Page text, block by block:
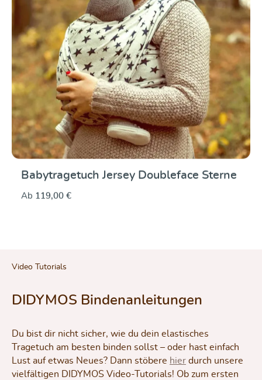
Babytragetuch Jersey Doubleface Sterne
Ab 119,00 €
Video Tutorials
DIDYMOS Bindenanleitungen
Du bist dir nicht sicher, wie du dein elastisches
Tragetuch am besten binden sollst – oder hast einfach
Lust auf etwas Neues? Dann stöbere hier durch unsere
vielfältigen DIDYMOS Video-Tutorials! Ob zum ersten